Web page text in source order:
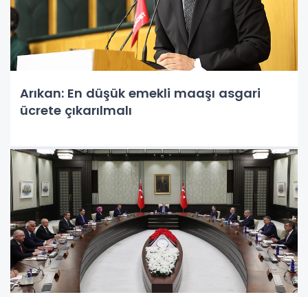
Arıkan: En düşük emekli maaşı asgari
ücrete çıkarılmalı